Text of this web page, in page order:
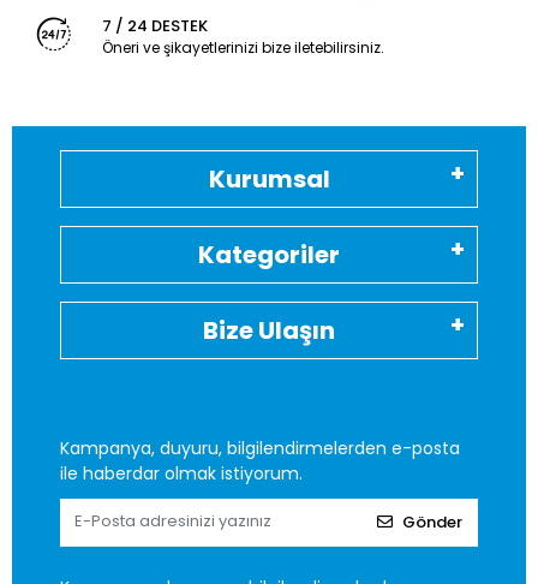
7 / 24 DESTEK
Öneri ve şikayetlerinizi bize iletebilirsiniz.
Kurumsal
Kategoriler
Bize Ulaşın
Kampanya, duyuru, bilgilendirmelerden e-posta
ile haberdar olmak istiyorum.
Gönder